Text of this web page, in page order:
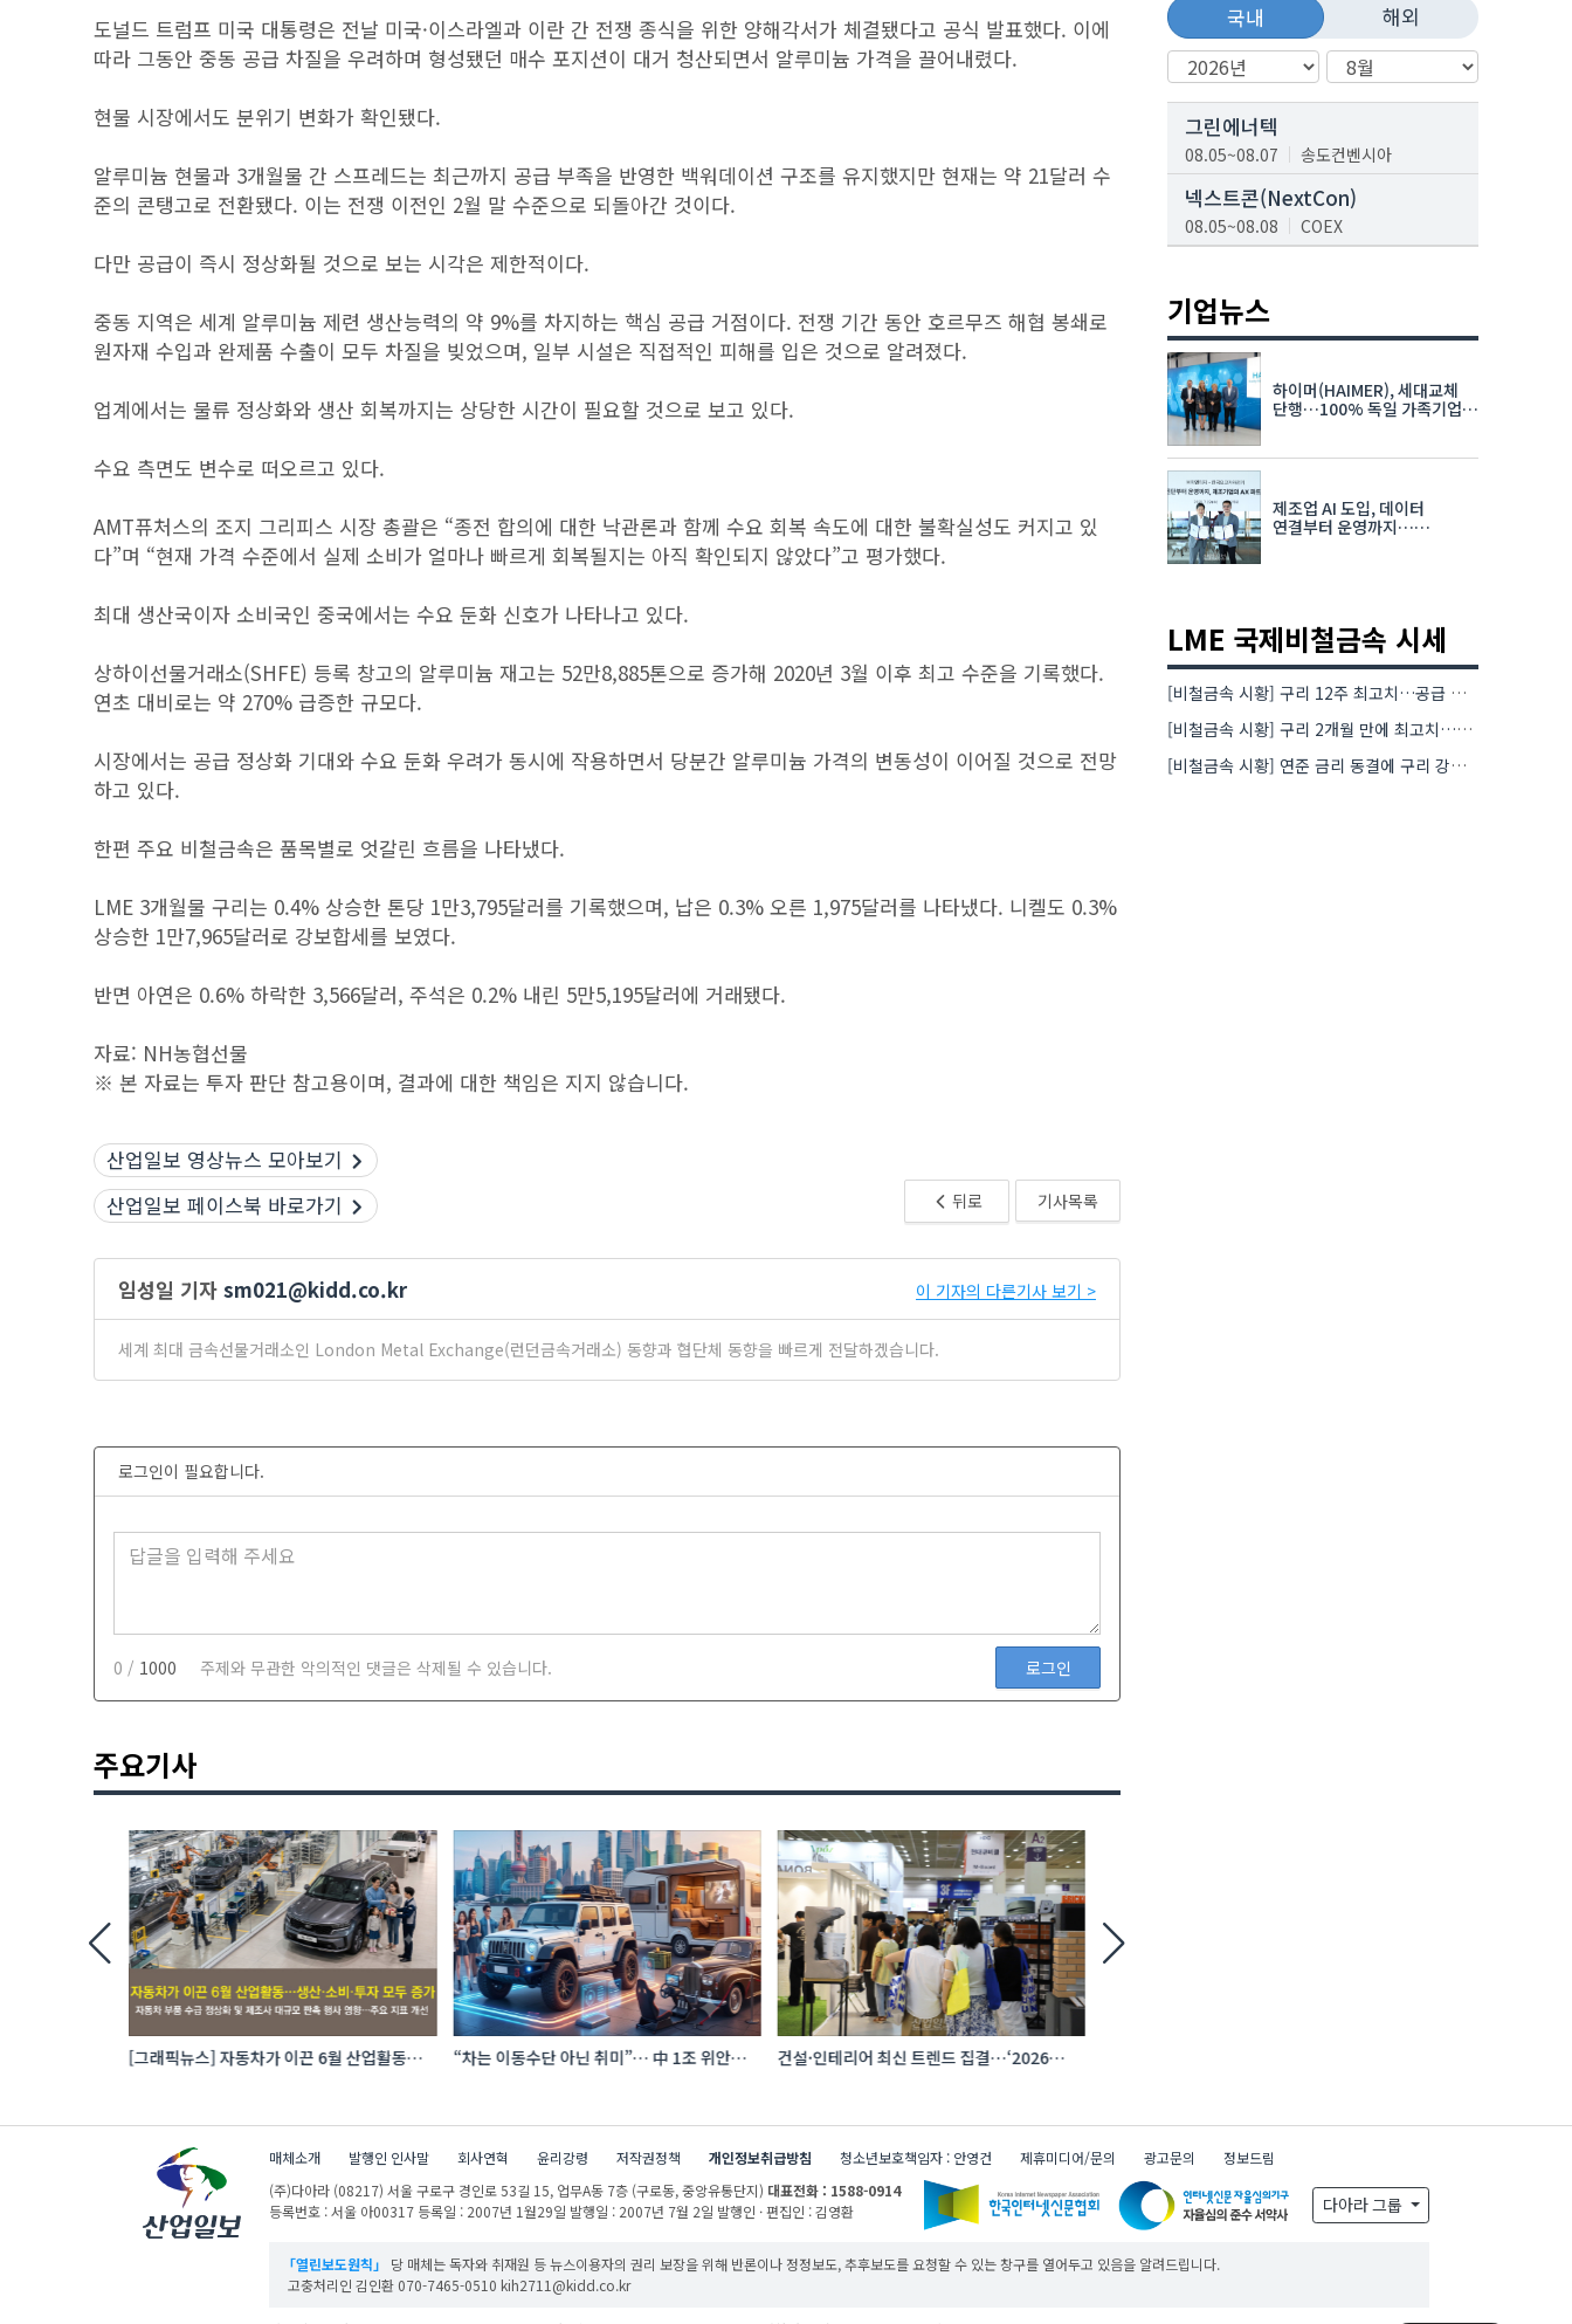
도널드 트럼프 미국 대통령은 전날 미국·이스라엘과 이란 간 전쟁 종식을 위한 양해각서가 체결됐다고 공식 발표했다. 이에
따라 그동안 중동 공급 차질을 우려하며 형성됐던 매수 포지션이 대거 청산되면서 알루미늄 가격을 끌어내렸다.
현물 시장에서도 분위기 변화가 확인됐다.
알루미늄 현물과 3개월물 간 스프레드는 최근까지 공급 부족을 반영한 백워데이션 구조를 유지했지만 현재는 약 21달러 수
준의 콘탱고로 전환됐다. 이는 전쟁 이전인 2월 말 수준으로 되돌아간 것이다.
다만 공급이 즉시 정상화될 것으로 보는 시각은 제한적이다.
중동 지역은 세계 알루미늄 제련 생산능력의 약 9%를 차지하는 핵심 공급 거점이다. 전쟁 기간 동안 호르무즈 해협 봉쇄로
원자재 수입과 완제품 수출이 모두 차질을 빚었으며, 일부 시설은 직접적인 피해를 입은 것으로 알려졌다.
업계에서는 물류 정상화와 생산 회복까지는 상당한 시간이 필요할 것으로 보고 있다.
수요 측면도 변수로 떠오르고 있다.
AMT퓨처스의 조지 그리피스 시장 총괄은 “종전 합의에 대한 낙관론과 함께 수요 회복 속도에 대한 불확실성도 커지고 있
다”며 “현재 가격 수준에서 실제 소비가 얼마나 빠르게 회복될지는 아직 확인되지 않았다”고 평가했다.
최대 생산국이자 소비국인 중국에서는 수요 둔화 신호가 나타나고 있다.
상하이선물거래소(SHFE) 등록 창고의 알루미늄 재고는 52만8,885톤으로 증가해 2020년 3월 이후 최고 수준을 기록했다.
연초 대비로는 약 270% 급증한 규모다.
시장에서는 공급 정상화 기대와 수요 둔화 우려가 동시에 작용하면서 당분간 알루미늄 가격의 변동성이 이어질 것으로 전망
하고 있다.
한편 주요 비철금속은 품목별로 엇갈린 흐름을 나타냈다.
LME 3개월물 구리는 0.4% 상승한 톤당 1만3,795달러를 기록했으며, 납은 0.3% 오른 1,975달러를 나타냈다. 니켈도 0.3%
상승한 1만7,965달러로 강보합세를 보였다.
반면 아연은 0.6% 하락한 3,566달러, 주석은 0.2% 내린 5만5,195달러에 거래됐다.
자료: NH농협선물
※ 본 자료는 투자 판단 참고용이며, 결과에 대한 책임은 지지 않습니다.
뒤로 기사목록
산업일보 영상뉴스 모아보기
산업일보 페이스북 바로가기
임성일 기자 sm021@kidd.co.kr 이 기자의 다른기사 보기 >
세계 최대 금속선물거래소인 London Metal Exchange(런던금속거래소) 동향과 협단체 동향을 빠르게 전달하겠습니다.
로그인이 필요합니다.
0 / 1000 주제와 무관한 악의적인 댓글은 삭제될 수 있습니다. 로그인
주요기사
[그래픽뉴스] 자동차가 이끈 6월 산업활동…
“차는 이동수단 아닌 취미”… 中 1조 위안
건설·인테리어 최신 트렌드 집결…‘2026
국내 해외
그린에너텍
08.05~08.07 송도컨벤시아
넥스트콘(NextCon)
08.05~08.08 COEX
08.19~08.21
K-PRINT
08.19~08.22
자율주행모빌리티산업전
08.25~08.27
차세대 반도체 패키징 산업전
08.26~08.28 수원컨벤션센터
기업뉴스
하이머(HAIMER), 세대교체
단행…100% 독일 가족기업
제조업 AI 도입, 데이터
연결부터 운영까지…
LME 국제비철금속 시세
[비철금속 시황] 구리 12주 최고치…공급 부족 우려에 강세
[비철금속 시황] 구리 2개월 만에 최고치…재고 감소에 공급 부족 우려 확대
[비철금속 시황] 연준 금리 동결에 구리 강세…공급 부족 우려도 가격 지지
매체소개 발행인 인사말 회사연혁 윤리강령 저작권정책 개인정보취급방침 청소년보호책임자 : 안영건 제휴미디어/문의 광고문의
정보드림
(주)다아라 (08217) 서울 구로구 경인로 53길 15,업무A동 7층 (구로동, 중앙유통단지) 대표전화 : 1588-0914
등록번호 : 서울 아00317 등록일 : 2007년 1월29일 발행일 : 2007년 7월 2일 발행인 · 편집인 : 김영환 다아라 그룹
「열린보도원칙」
당 매체는 독자와 취재원 등 뉴스이용자의 권리 보장을 위해 반론이나 정정보도, 추후보도를 요청할 수 있는 창구를 열어두고 있음을 알려드립니다.
고충처리인 김인환 070-7465-0510 kih2711@kidd.co.kr